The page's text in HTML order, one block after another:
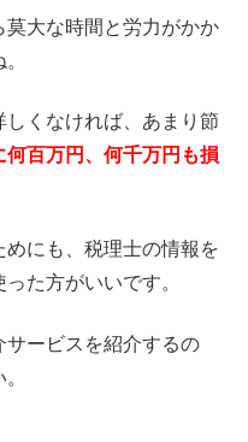
莫大な時間と労力がかか
くなければ、あまり節
何百万円、何千万円も損
にも、税理士の情報を
た方がいいです。
ービスを紹介するの